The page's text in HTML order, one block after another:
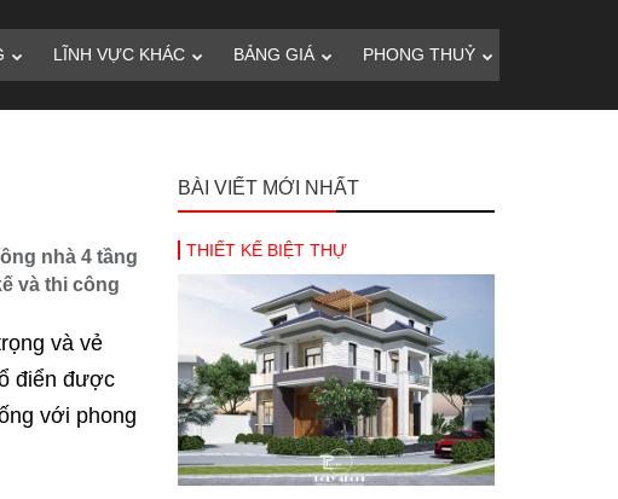
LĨNH VỰC KHÁC BẢNG GIÁ PHONG THUỶ
nhà 4 tầng
và thi công
và vẻ
điển được
với phong
BÀI VIẾT MỚI NHẤT
THIẾT KẾ BIỆT THỰ